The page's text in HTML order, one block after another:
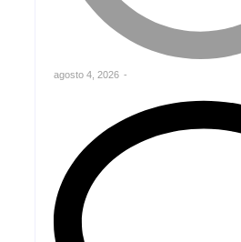
agosto 4, 2026 -